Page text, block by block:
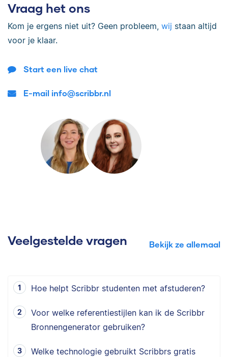
Vraag het ons
Kom je ergens niet uit? Geen probleem, wij staan altijd
voor je klaar.
Start een live chat
E-mail info@scribbr.nl
Veelgestelde vragen Bekijk ze allemaal
Hoe helpt Scribbr studenten met afstuderen?
Voor welke referentiestijlen kan ik de Scribbr
Bronnengenerator gebruiken?
Welke technologie gebruikt Scribbrs gratis